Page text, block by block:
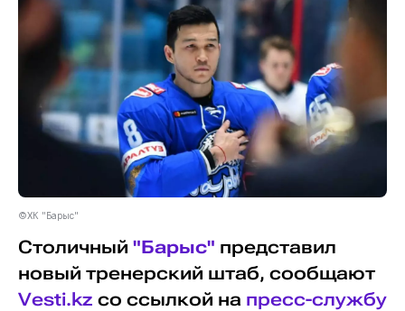
©ХК "Барыс"
Столичный "Барыс" представил
новый тренерский штаб, сообщают
Vesti.kz со ссылкой на пресс-службу